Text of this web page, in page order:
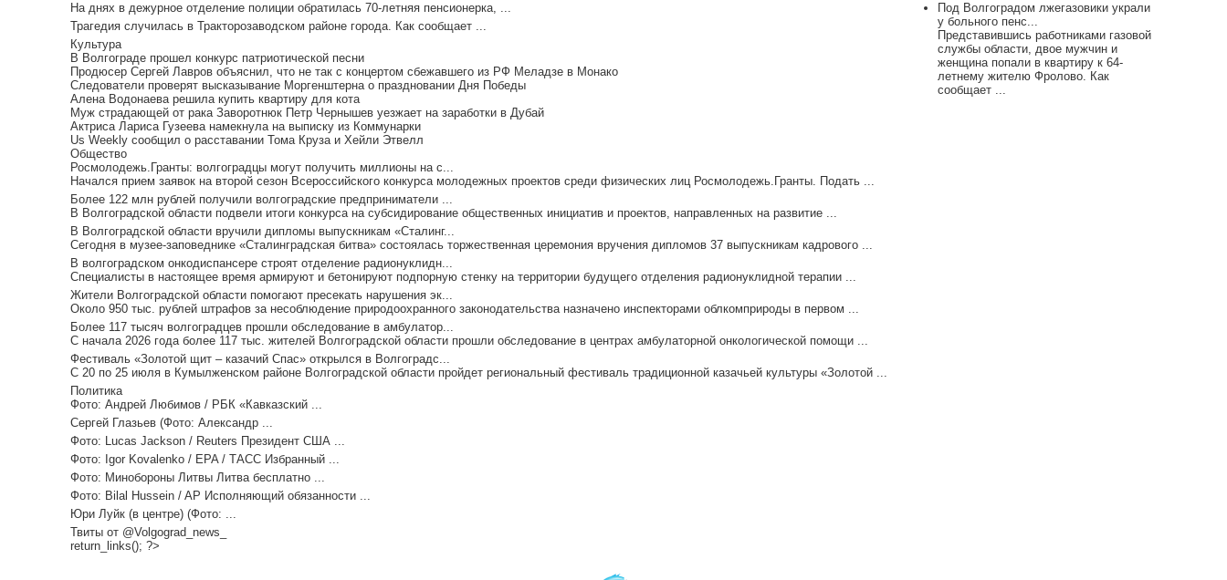
На днях в дежурное отделение полиции обратилась 70-летняя пенсионерка, ...
Трагедия случилась в Тракторозаводском районе города. Как сообщает ...
Культура
В Волгограде прошел конкурс патриотической песни
Продюсер Сергей Лавров объяснил, что не так с концертом сбежавшего из РФ Меладзе в Монако
Следователи проверят высказывание Моргенштерна о праздновании Дня Победы
Алена Водонаева решила купить квартиру для кота
Муж страдающей от рака Заворотнюк Петр Чернышев уезжает на заработки в Дубай
Актриса Лариса Гузеева намекнула на выписку из Коммунарки
Us Weekly сообщил о расставании Тома Круза и Хейли Этвелл
Общество
Росмолодежь.Гранты: волгоградцы могут получить миллионы на с...
Начался прием заявок на второй сезон Всероссийского конкурса молодежных проектов среди физических лиц Росмолодежь.Гранты. Подать ...
Более 122 млн рублей получили волгоградские предприниматели ...
В Волгоградской области подвели итоги конкурса на субсидирование общественных инициатив и проектов, направленных на развитие ...
В Волгоградской области вручили дипломы выпускникам «Сталинг...
Сегодня в музее-заповеднике «Сталинградская битва» состоялась торжественная церемония вручения дипломов 37 выпускникам кадрового ...
В волгоградском онкодиспансере строят отделение радионуклидн...
Специалисты в настоящее время армируют и бетонируют подпорную стенку на территории будущего отделения радионуклидной терапии ...
Жители Волгоградской области помогают пресекать нарушения эк...
Около 950 тыс. рублей штрафов за несоблюдение природоохранного законодательства назначено инспекторами облкомприроды в первом ...
Более 117 тысяч волгоградцев прошли обследование в амбулатор...
С начала 2026 года более 117 тыс. жителей Волгоградской области прошли обследование в центрах амбулаторной онкологической помощи ...
Фестиваль «Золотой щит – казачий Спас» открылся в Волгоградс...
С 20 по 25 июля в Кумылженском районе Волгоградской области пройдет региональный фестиваль традиционной казачьей культуры «Золотой ...
Политика
Фото: Андрей Любимов / РБК «Кавказский ...
Сергей Глазьев (Фото: Александр ...
Фото: Lucas Jackson / Reuters Президент США ...
Фото: Igor Kovalenko / EPA / ТАСС Избранный ...
Фото: Минобороны Литвы Литва бесплатно ...
Фото: Bilal Hussein / AP Исполняющий обязанности ...
Юри Луйк (в центре) (Фото: ...
Под Волгоградом лжегазовики украли
у больного пенс...
Представившись работниками газовой
службы области, двое мужчин и
женщина попали в квартиру к 64-
летнему жителю Фролово. Как
сообщает ...
Твиты от @Volgograd_news_
return_links(); ?>